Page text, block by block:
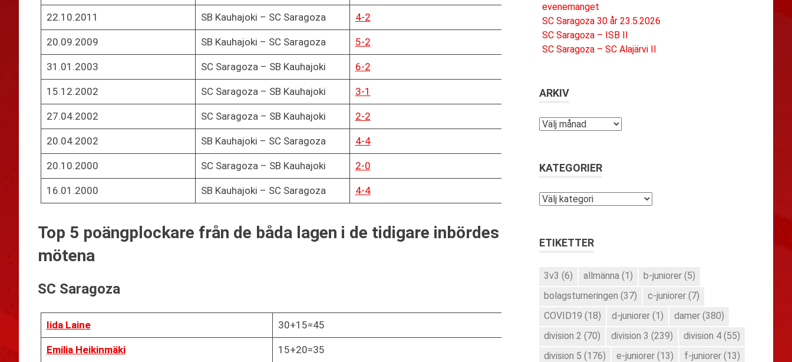
22.10.2011 SB Kauhajoki – SC Saragoza 4-2
20.09.2009 SB Kauhajoki – SC Saragoza 5-2
31.01.2003 SC Saragoza – SB Kauhajoki 6-2
15.12.2002 SC Saragoza – SB Kauhajoki 3-1
27.04.2002 SC Saragoza – SB Kauhajoki 2-2
20.04.2002 SB Kauhajoki – SC Saragoza 4-4
20.10.2000 SC Saragoza – SB Kauhajoki 2-0
16.01.2000 SB Kauhajoki – SC Saragoza 4-4
Top 5 poängplockare från de båda lagen i de tidigare inbördes
mötena
SC Saragoza
Iida Laine 30+15=45
Emilia Heikinmäki 15+20=35
evenemanget
SC Saragoza 30 år 23.5.2026
SC Saragoza – ISB II
SC Saragoza – SC Alajärvi II
ARKIV
Arkiv
KATEGORIER
Kategorier
ETIKETTER
3v3 (6) allmänna (1) b-juniorer (5)
bolagsturneringen (37) c-juniorer (7)
COVID19 (18) d-juniorer (1) damer (380)
division 2 (70) division 3 (239) division 4 (55)
division 5 (176) e-juniorer (13) f-juniorer (13)